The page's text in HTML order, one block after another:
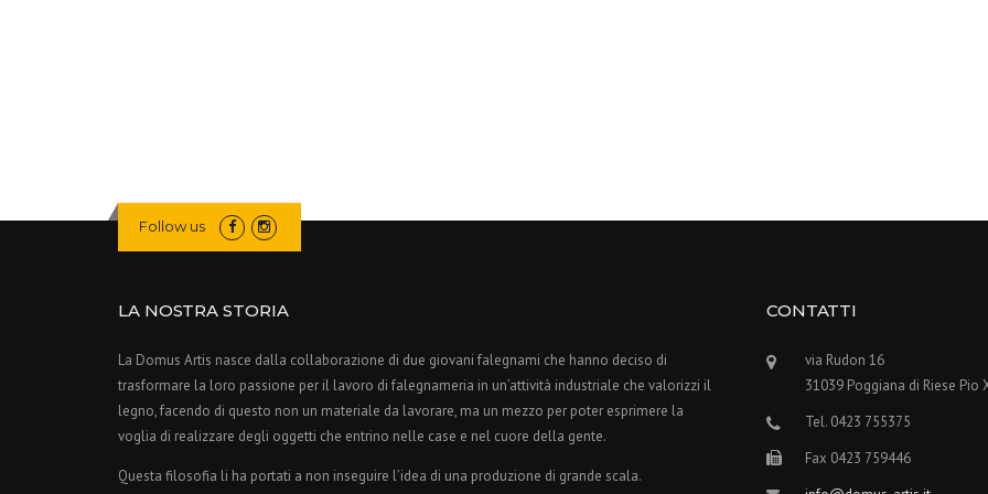
Follow us
LA NOSTRA STORIA
La Domus Artis nasce dalla collaborazione di due giovani falegnami che hanno deciso di
trasformare la loro passione per il lavoro di falegnameria in un’attività industriale che valorizzi il
legno, facendo di questo non un materiale da lavorare, ma un mezzo per poter esprimere la
voglia di realizzare degli oggetti che entrino nelle case e nel cuore della gente.
Questa filosofia li ha portati a non inseguire l’idea di una produzione di grande scala.
CONTATTI
via Rudon 16
31039 Poggiana di Riese Pio
Tel. 0423 755375
Fax 0423 759446